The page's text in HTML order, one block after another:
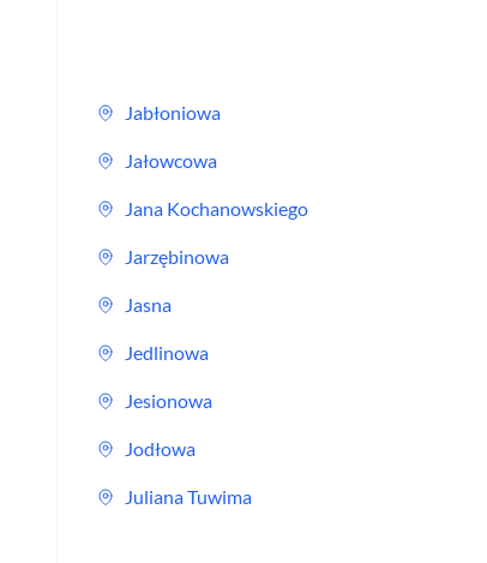
Jabłoniowa
Jałowcowa
Jana Kochanowskiego
Jarzębinowa
Jasna
Jedlinowa
Jesionowa
Jodłowa
Juliana Tuwima